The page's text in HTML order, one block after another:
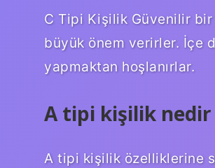
C Tipi Kişilik Güvenilir bir
büyük önem verirler. İçe
yapmaktan hoşlanırlar.
A tipi kişilik nedir
A tipi kişilik özelliklerine